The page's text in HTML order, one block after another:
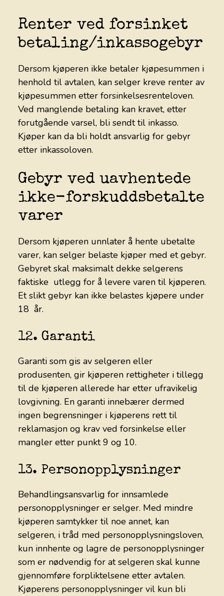
Renter ved forsinket
betaling/inkassogebyr
Dersom kjøperen ikke betaler kjøpesummen i
henhold til avtalen, kan selger kreve renter av
kjøpesummen etter forsinkelsesrenteloven.
Ved manglende betaling kan kravet, etter
forutgående varsel, bli sendt til inkasso.
Kjøper kan da bli holdt ansvarlig for gebyr
etter inkassoloven.
Gebyr ved uavhentede
ikke-forskuddsbetalte
varer
Dersom kjøperen unnlater å hente ubetalte
varer, kan selger belaste kjøper med et gebyr.
Gebyret skal maksimalt dekke selgerens
faktiske utlegg for å levere varen til kjøperen.
Et slikt gebyr kan ikke belastes kjøpere under
18 år.
12. Garanti
Garanti som gis av selgeren eller
produsenten, gir kjøperen rettigheter i tillegg
til de kjøperen allerede har etter ufravikelig
lovgivning. En garanti innebærer dermed
ingen begrensninger i kjøperens rett til
reklamasjon og krav ved forsinkelse eller
mangler etter punkt 9 og 10.
13. Personopplysninger
Behandlingsansvarlig for innsamlede
personopplysninger er selger. Med mindre
kjøperen samtykker til noe annet, kan
selgeren, i tråd med personopplysningsloven,
kun innhente og lagre de personopplysninger
som er nødvendig for at selgeren skal kunne
gjennomføre forpliktelsene etter avtalen.
Kjøperens personopplysninger vil kun bli